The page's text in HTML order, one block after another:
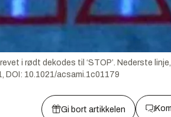
i rødt dekodes til ‘STOP’. Nederste
DOI: 10.1021/acsami.1c01179
Gi bort artikkelen